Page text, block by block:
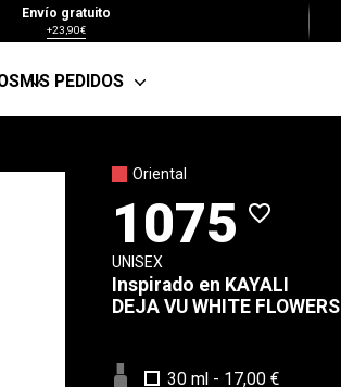
Envío gratuito
+23,90€
MIS PEDIDOS
Oriental
1075 favorite_border
UNISEX
Inspirado en KAYALI
DEJA VU WHITE FLOWERS
30 ml - 17,00 €